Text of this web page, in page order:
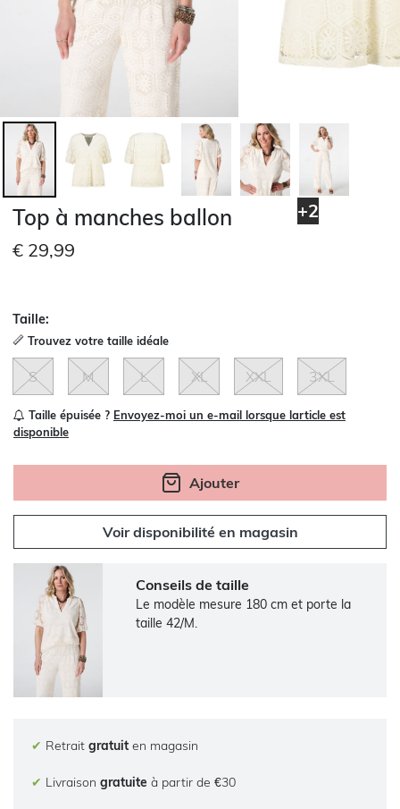
+2
Top à manches ballon
€ 29,99
Taille:
Trouvez votre taille idéale
S M L XL XXL 3XL
Taille épuisée ? Envoyez-moi un e-mail lorsque larticle est
disponible
Ajouter
Voir disponibilité en magasin
Conseils de taille
Le modèle mesure 180 cm et porte la
taille 42/M.
✔ Retrait gratuit en magasin
✔ Livraison gratuite à partir de €30